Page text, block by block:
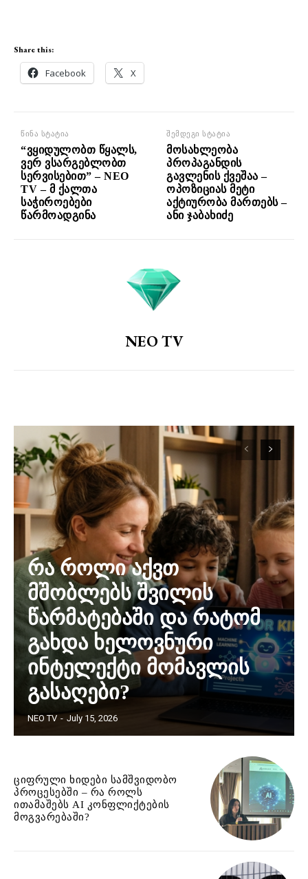
Share this:
Facebook X
წინა სტატია
“ვყიდულობთ წყალს,
ვერ ვსარგებლობთ
სერვისებით” – NEO
TV – მ ქალთა
საჭიროებები
წარმოადგინა
შემდეგი სტატია
მოსახლეობა
პროპაგანდის
გავლენის ქვეშაა –
ოპოზიციას მეტი
აქტიურობა მართებს –
ანი ჯაბახიძე
NEO TV
რა როლი აქვთ
მშობლებს შვილის
წარმატებაში და რატომ
გახდა ხელოვნური
ინტელექტი მომავლის
გასაღები?
NEO TV - July 15, 2026
ციფრული ხიდები სამშვიდობო
პროცესებში – რა როლს
ითამაშებს AI კონფლიქტების
მოგვარებაში?